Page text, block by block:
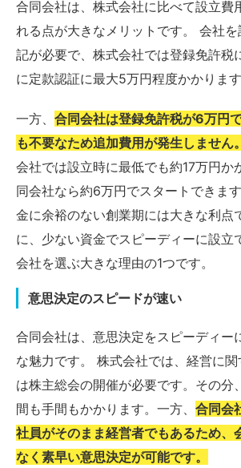
合同会社は、株式会社に比べて設立費
れる点が大きなメリットです。 会社
記が必要で、株式会社では登録免許税
に定款認証に最大5万円程度かかります
一方、 合同会社は登録免許税が6万円
も不要なため追加費用が発生しません。
会社では設立時に最低でも約17万円か
同会社なら約6万円でスタートできま
金に余裕のない創業期には大きな利点
に、少ない資金でスピーディーに設立
会社を選ぶ大きな理由の1つです。
意思決定のスピードが速い
合同会社は、意思決定をスピーディー
な魅力です。 株式会社では、経営に
は株主総会の開催が必要です。その分
間も手間もかかります。一方、 合同会
社員がそのまま経営者でもあるため、
なく素早い意思決定が可能です。